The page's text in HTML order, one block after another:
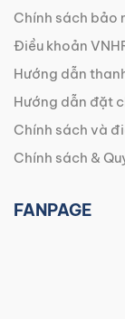
Chính sách bảo
Điều khoản
Hướng dẫn
Hướng dẫn đặt
Chính sách và
Chính sách &
FANPAGE